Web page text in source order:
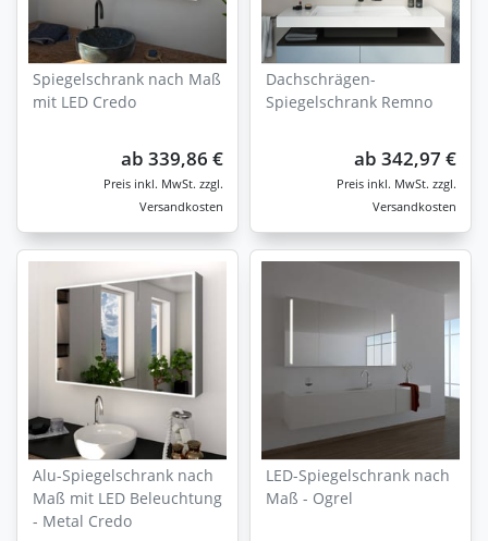
Spiegelschrank nach Maß
mit LED Credo
ab 339,86 €
zzgl.
Versandkosten
Dachschrägen-
Spiegelschrank Remno
ab 342,97 €
zzgl.
Versandkosten
Alu-Spiegelschrank nach
Maß mit LED Beleuchtung
- Metal Credo
LED-Spiegelschrank nach
Maß - Ogrel